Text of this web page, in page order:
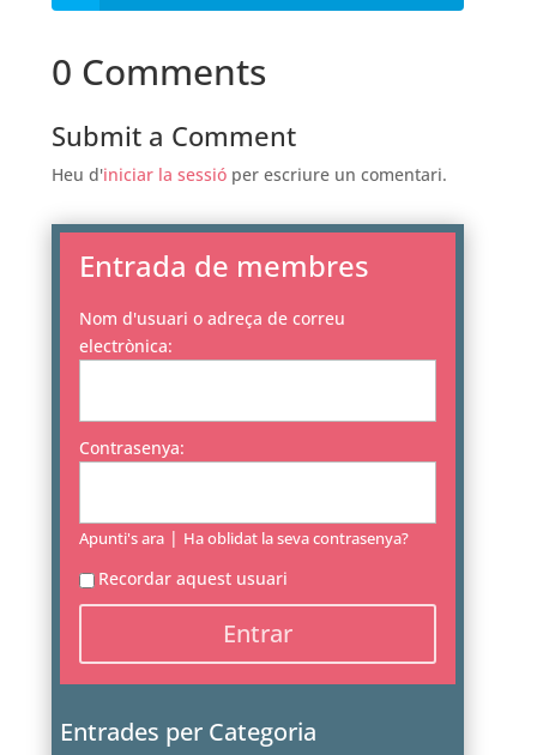
0 Comments
Submit a Comment
Heu d'iniciar la sessió per escriure un comentari.
Entrada de membres
Nom d'usuari o adreça de correu
electrònica:
Contrasenya:
Apunti's ara | Ha oblidat la seva contrasenya?
Recordar aquest usuari
Entrades per Categoria